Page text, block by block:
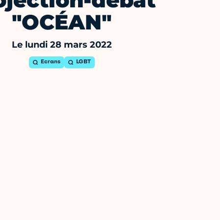
"OCÉAN"
Le lundi 28 mars 2022
Ecrans LGBT